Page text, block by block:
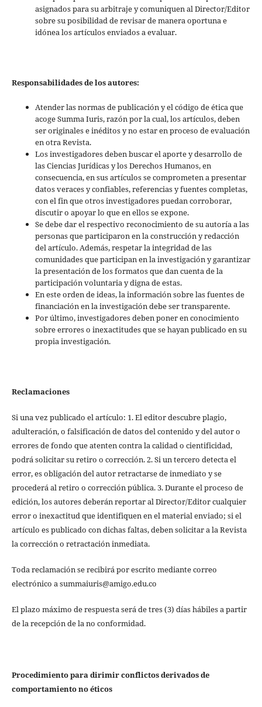
asignados para su arbitraje y comuniquen al Director/Editor
sobre su posibilidad de revisar de manera oportuna e
idónea los artículos enviados a evaluar.
Responsabilidades de los autores:
Atender las normas de publicación y el código de ética que
acoge Summa Iuris, razón por la cual, los artículos, deben
ser originales e inéditos y no estar en proceso de evaluación
en otra Revista.
Los investigadores deben buscar el aporte y desarrollo de
las Ciencias Jurídicas y los Derechos Humanos, en
consecuencia, en sus artículos se comprometen a presentar
datos veraces y confiables, referencias y fuentes completas,
con el fin que otros investigadores puedan corroborar,
discutir o apoyar lo que en ellos se expone.
Se debe dar el respectivo reconocimiento de su autoría a las
personas que participaron en la construcción y redacción
del artículo. Además, respetar la integridad de las
comunidades que participan en la investigación y garantizar
la presentación de los formatos que dan cuenta de la
participación voluntaria y digna de estas.
En este orden de ideas, la información sobre las fuentes de
financiación en la investigación debe ser transparente.
Por último, investigadores deben poner en conocimiento
sobre errores o inexactitudes que se hayan publicado en su
propia investigación.
Reclamaciones
Si una vez publicado el artículo: 1. El editor descubre plagio,
adulteración, o falsificación de datos del contenido y del autor o
errores de fondo que atenten contra la calidad o cientificidad,
podrá solicitar su retiro o corrección. 2. Si un tercero detecta el
error, es obligación del autor retractarse de inmediato y se
procederá al retiro o corrección pública. 3. Durante el proceso de
edición, los autores deberán reportar al Director/Editor cualquier
error o inexactitud que identifiquen en el material enviado; si el
artículo es publicado con dichas faltas, deben solicitar a la Revista
la corrección o retractación inmediata.
Toda reclamación se recibirá por escrito mediante correo
electrónico a summaiuris@amigo.edu.co
El plazo máximo de respuesta será de tres (3) días hábiles a partir
de la recepción de la no conformidad.
Procedimiento para dirimir conflictos derivados de
comportamiento no éticos